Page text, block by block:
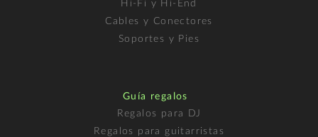
Hi-Fi y Hi-End
Cables y Conectores
Soportes y Pies
Guía regalos
Regalos para DJ
Regalos para guitarristas